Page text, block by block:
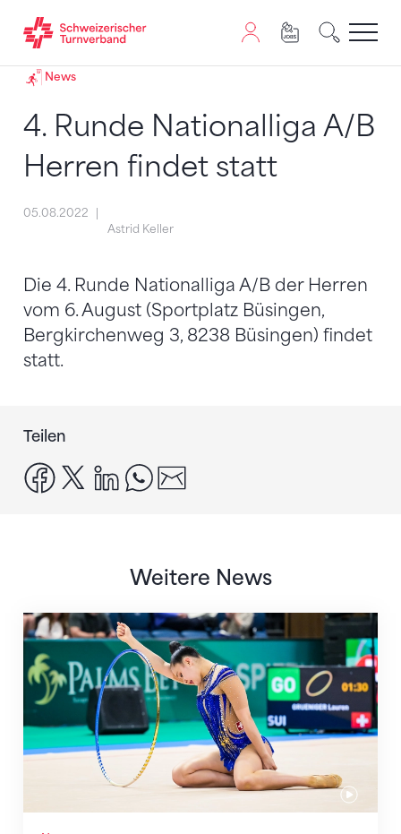
Zum Inhalt springen
Zur Sitemap navigieren
Zum Navigieren dieser Seite wird JavaScript benötigt.
News
4. Runde Nationalliga A/B
Herren findet statt
05.08.2022
Astrid Keller
Die 4. Runde Nationalliga A/B der Herren
vom 6. August (Sportplatz Büsingen,
Bergkirchenweg 3, 8238 Büsingen) findet
statt.
Teilen
facebook
x linkedinwhatsapp
Weitere News
Nächster Halt: Weltmeisterschaft